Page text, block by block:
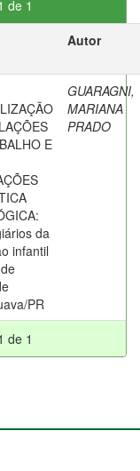
de 1
Autor
E
da
infantil
PR
GUARAGNI,
MARIANA
PRADO
de 1